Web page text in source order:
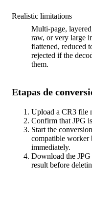
Realistic limitations
Multi-page,
raw, or very large
flattened, reduced
rejected if the
them.
Etapas de
Upload a CR3 file
Confirm that JPG
Start the
compatible worker
immediately.
Download the
result before